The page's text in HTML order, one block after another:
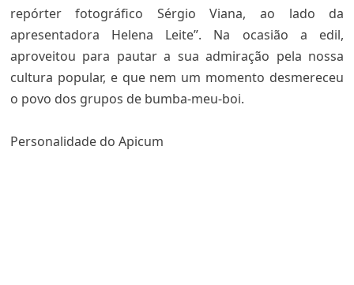
repórter fotográfico Sérgio Viana, ao lado da
apresentadora Helena Leite”. Na ocasião a edil,
aproveitou para pautar a sua admiração pela nossa
cultura popular, e que nem um momento desmereceu
o povo dos grupos de bumba-meu-boi.
Personalidade do Apicum